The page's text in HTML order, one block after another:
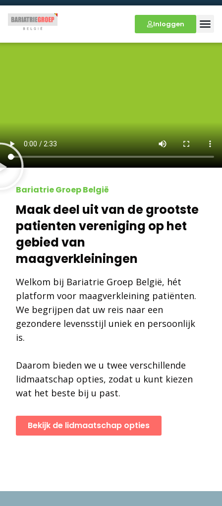
Inloggen
Bariatrie Groep België
Maak deel uit van de grootste
patienten vereniging op het
gebied van
maagverkleiningen
Welkom bij Bariatrie Groep België, hét
platform voor maagverkleining patiënten.
We begrijpen dat uw reis naar een
gezondere levensstijl uniek en persoonlijk
is.
Daarom bieden we u twee verschillende
lidmaatschap opties, zodat u kunt kiezen
wat het beste bij u past.
Bekijk de lidmaatschap opties